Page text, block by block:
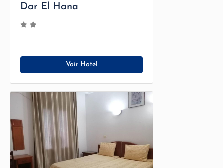
Dar El Hana
Voir Hotel